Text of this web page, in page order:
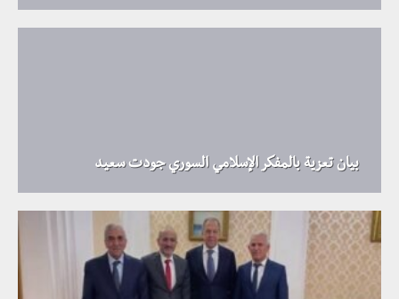
بيان تعزية بالمفكر الإسلامي السوري جودت سعيد